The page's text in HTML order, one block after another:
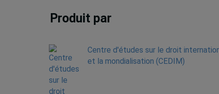
Produit par
Centre d'études sur le droit
et la mondialisation (CEDIM)